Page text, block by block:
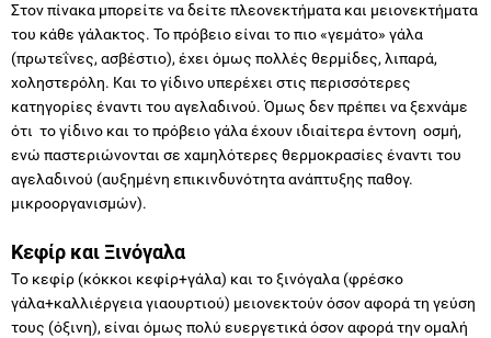
Στον πίνακα μπορείτε να δείτε πλεονεκτήματα και μειονεκτήματα
του κάθε γάλακτος. Το πρόβειο είναι το πιο «γεμάτο» γάλα
(πρωτεΐνες, ασβέστιο), έχει όμως πολλές θερμίδες, λιπαρά,
χοληστερόλη. Και το γίδινο υπερέχει στις περισσότερες
κατηγορίες έναντι του αγελαδινού. Όμως δεν πρέπει να ξεχνάμε
ότι το γίδινο και το πρόβειο γάλα έχουν ιδιαίτερα έντονη οσμή,
ενώ παστεριώνονται σε χαμηλότερες θερμοκρασίες έναντι του
αγελαδινού (αυξημένη επικινδυνότητα ανάπτυξης παθογ.
μικροοργανισμών).
Κεφίρ και Ξινόγαλα
Τo κεφίρ (κόκκοι κεφίρ+γάλα) και το ξινόγαλα (φρέσκο
γάλα+καλλιέργεια γιαουρτιού) μειονεκτούν όσον αφορά τη γεύση
τους (όξινη), είναι όμως πολύ ευεργετικά όσον αφορά την ομαλή